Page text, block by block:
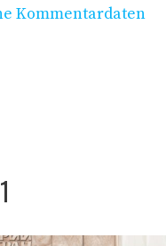
Kommentardaten